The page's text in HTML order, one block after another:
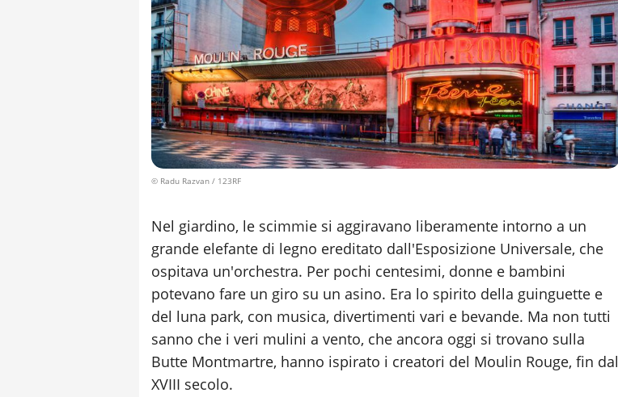
© Radu Razvan / 123RF
Nel giardino, le scimmie si aggiravano liberamente intorno a un
grande elefante di legno ereditato dall'Esposizione Universale, che
ospitava un'orchestra. Per pochi centesimi, donne e bambini
potevano fare un giro su un asino. Era lo spirito della guinguette e
del luna park, con musica, divertimenti vari e bevande. Ma non tutti
sanno che i veri mulini a vento, che ancora oggi si trovano sulla
Butte Montmartre, hanno ispirato i creatori del Moulin Rouge, fin dal
XVIII secolo.